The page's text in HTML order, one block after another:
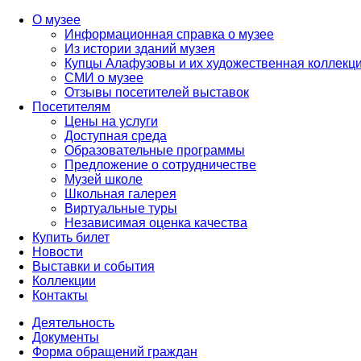
О музее
Информационная справка о музее
Из истории зданий музея
Купцы Алафузовы и их художественная
СМИ о музее
Отзывы посетителей выставок
Посетителям
Цены на услуги
Доступная среда
Образовательные программы
Предложение о сотрудничестве
Музей школе
Школьная галерея
Виртуальные туры
Независимая оценка качества
Купить билет
Новости
Выставки и события
Коллекции
Контакты
Деятельность
Документы
Форма обращений граждан